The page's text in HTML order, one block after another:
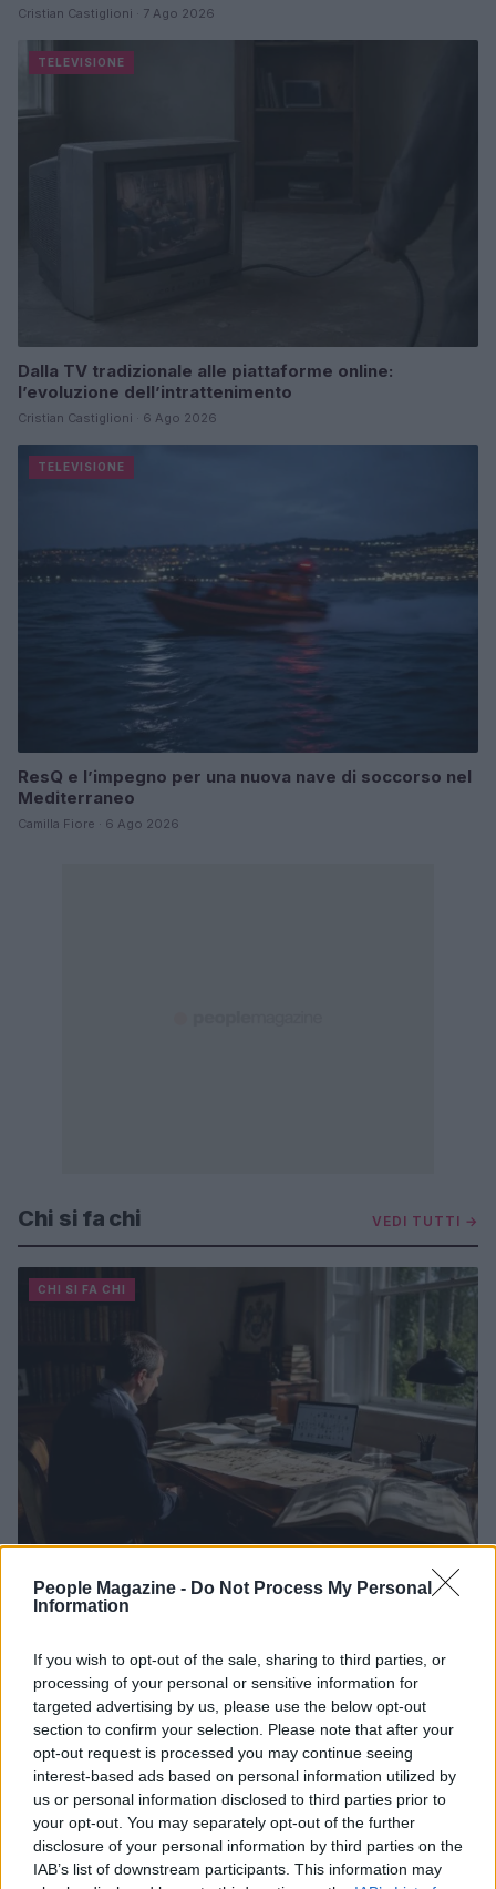
People Magazine - Do Not Process My Personal
Information
If you wish to opt-out of the sale, sharing to third parties, or
processing of your personal or sensitive information for
targeted advertising by us, please use the below opt-out
section to confirm your selection. Please note that after your
opt-out request is processed you may continue seeing
interest-based ads based on personal information utilized by
us or personal information disclosed to third parties prior to
your opt-out. You may separately opt-out of the further
disclosure of your personal information by third parties on the
IAB’s list of downstream participants. This information may
Cristian Castiglioni · 7 Ago 2026
TELEVISIONE
Dalla TV tradizionale alle piattaforme online:
l’evoluzione dell’intrattenimento
Cristian Castiglioni · 6 Ago 2026
TELEVISIONE
ResQ e l’impegno per una nuova nave di soccorso nel
Mediterraneo
Camilla Fiore · 6 Ago 2026
Chi si fa chi VEDI TUTTI →
CHI SI FA CHI
Come mappare le dinastie VIP con fonti
Una guida pratica e rigorosa per costruire alberi genealogici
VIP con fonti pubbliche, verifiche incrociate e schemi facili da
leggere.
Cristian Castiglioni · 7 Ago 2026
CHI SI FA CHI